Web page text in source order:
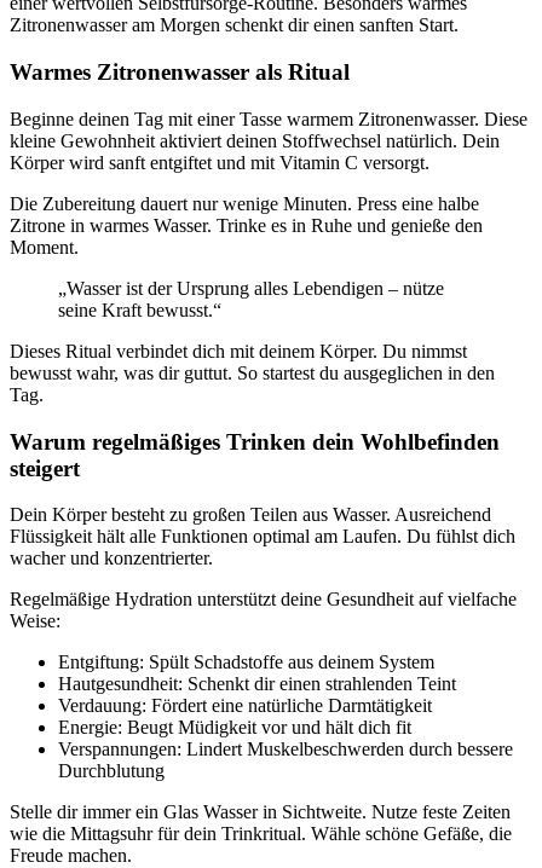
Zitronenwasser am Morgen schenkt dir einen sanften Start.
Warmes Zitronenwasser als Ritual
Beginne deinen Tag mit einer Tasse warmem Zitronenwasser. Diese
kleine Gewohnheit aktiviert deinen Stoffwechsel natürlich. Dein
Körper wird sanft entgiftet und mit Vitamin C versorgt.
Die Zubereitung dauert nur wenige Minuten. Press eine halbe
Zitrone in warmes Wasser. Trinke es in Ruhe und genieße den
Moment.
„Wasser ist der Ursprung alles Lebendigen – nütze
seine Kraft bewusst.“
Dieses Ritual verbindet dich mit deinem Körper. Du nimmst
bewusst wahr, was dir guttut. So startest du ausgeglichen in den
Tag.
Warum regelmäßiges Trinken dein Wohlbefinden
steigert
Dein Körper besteht zu großen Teilen aus Wasser. Ausreichend
Flüssigkeit hält alle Funktionen optimal am Laufen. Du fühlst dich
wacher und konzentrierter.
Regelmäßige Hydration unterstützt deine Gesundheit auf vielfache
Weise:
Entgiftung: Spült Schadstoffe aus deinem System
Hautgesundheit: Schenkt dir einen strahlenden Teint
Verdauung: Fördert eine natürliche Darmtätigkeit
Energie: Beugt Müdigkeit vor und hält dich fit
Verspannungen: Lindert Muskelbeschwerden durch bessere
Durchblutung
Stelle dir immer ein Glas Wasser in Sichtweite. Nutze feste Zeiten
wie die Mittagsuhr für dein Trinkritual. Wähle schöne Gefäße, die
Freude machen.